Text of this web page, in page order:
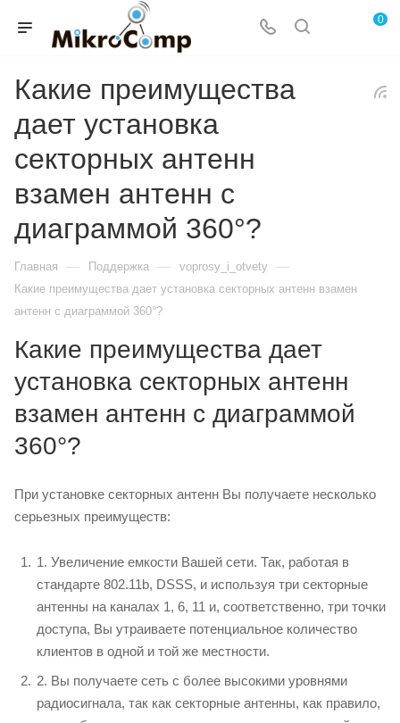
0
Какие преимущества
дает установка
секторных антенн
взамен антенн с
диаграммой 360°?
Главная — Поддержка — voprosy_i_otvety —
Какие преимущества дает установка секторных антенн взамен
антенн с диаграммой 360°?
Какие преимущества дает
установка секторных антенн
взамен антенн с диаграммой
360°?
При установке секторных антенн Вы получаете несколько
серьезных преимуществ:
1. Увеличение емкости Вашей сети. Так, работая в
стандарте 802.11b, DSSS, и используя три секторные
антенны на каналах 1, 6, 11 и, соответственно, три точки
доступа, Вы утраиваете потенциальное количество
клиентов в одной и той же местности.
2. Вы получаете сеть с более высокими уровнями
радиосигнала, так как секторные антенны, как правило,